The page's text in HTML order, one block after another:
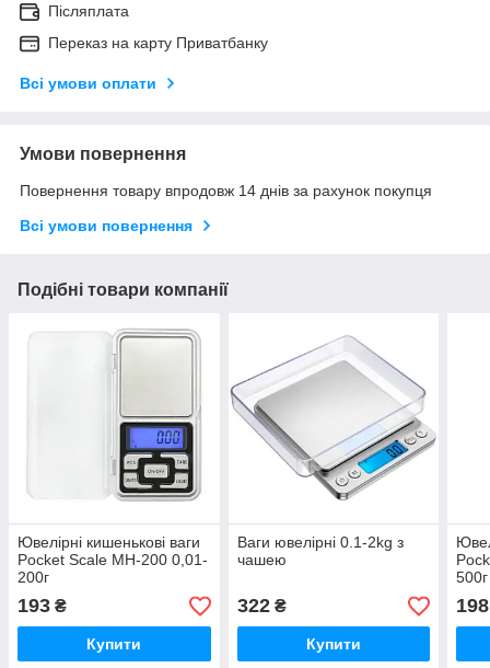
Післяплата
Переказ на карту Приватбанку
Всі умови оплати
Умови повернення
Повернення товару впродовж 14 днів за рахунок покупця
Всі умови повернення
Подібні товари компанії
Ювелірні кишенькові ваги
Pocket Scale MH-200 0,01-
200г
193 ₴
Купити
Ваги ювелірні 0.1-2kg з
чашею
322₴
Купити
500г
198